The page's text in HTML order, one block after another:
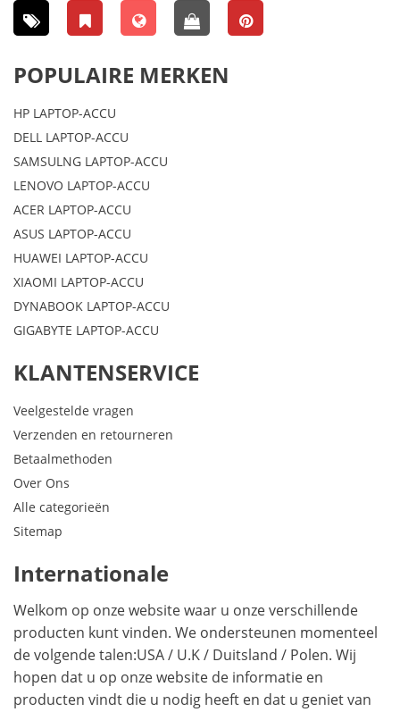
POPULAIRE MERKEN
HP LAPTOP-ACCU
DELL LAPTOP-ACCU
SAMSULNG LAPTOP-ACCU
LENOVO LAPTOP-ACCU
ACER LAPTOP-ACCU
ASUS LAPTOP-ACCU
HUAWEI LAPTOP-ACCU
XIAOMI LAPTOP-ACCU
DYNABOOK LAPTOP-ACCU
GIGABYTE LAPTOP-ACCU
KLANTENSERVICE
Veelgestelde vragen
Verzenden en retourneren
Betaalmethoden
Over Ons
Alle categorieën
Sitemap
Internationale
Welkom op onze website waar u onze verschillende
producten kunt vinden. We ondersteunen momenteel
de volgende talen:USA/ U.K/ Duitsland / Polen. Wij
hopen dat u op onze website de informatie en
producten vindt die u nodig heeft en dat u geniet van